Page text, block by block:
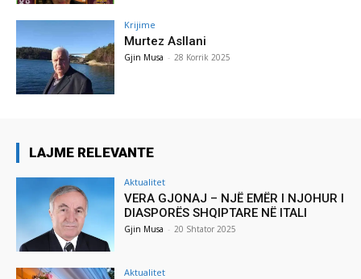
Krijime
Murtez Asllani
Gjin Musa - 28 Korrik 2025
LAJME RELEVANTE
Aktualitet
VERA GJONAJ – NJË EMËR I NJOHUR I
DIASPORËS SHQIPTARE NË ITALI
Gjin Musa - 20 Shtator 2025
Aktualitet